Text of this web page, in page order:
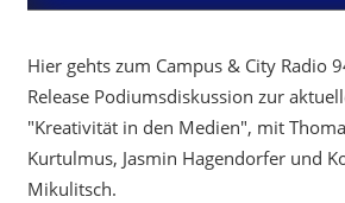
Hier gehts zum Campus & City Radio
Release Podiumsdiskussion zur
"Kreativität in den Medien", mit
Kurtulmus, Jasmin Hagendorfer und
Mikulitsch.